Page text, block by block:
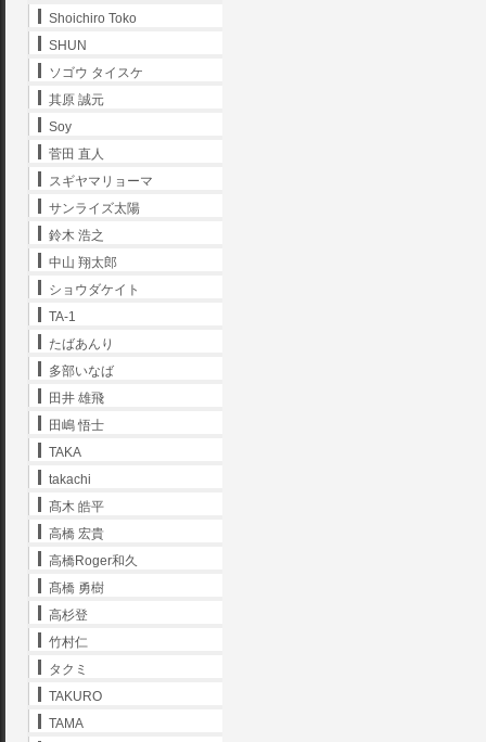
Shoichiro Toko
SHUN
ソゴウ タイスケ
其原 誠元
Soy
菅田 直人
スギヤマリョーマ
サンライズ太陽
鈴木 浩之
中山 翔太郎
ショウダケイト
TA-1
たばあんり
多部いなば
田井 雄飛
田嶋 悟士
TAKA
takachi
髙木 皓平
高橋 宏貴
高橋Roger和久
髙橋 勇樹
高杉登
竹村仁
タクミ
TAKURO
TAMA